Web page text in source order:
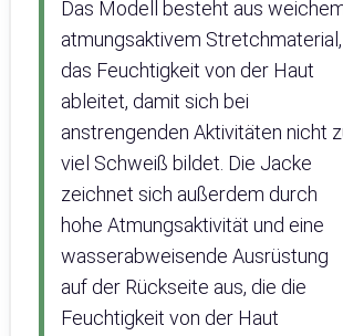
Das Modell besteht aus
atmungsaktivem Stretchmaterial,
das Feuchtigkeit von der Haut
ableitet, damit sich bei
anstrengenden Aktivitäten nicht
viel Schweiß bildet. Die Jacke
zeichnet sich außerdem durch
hohe Atmungsaktivität und eine
wasserabweisende Ausrüstung
auf der Rückseite aus, die die
Feuchtigkeit von der Haut